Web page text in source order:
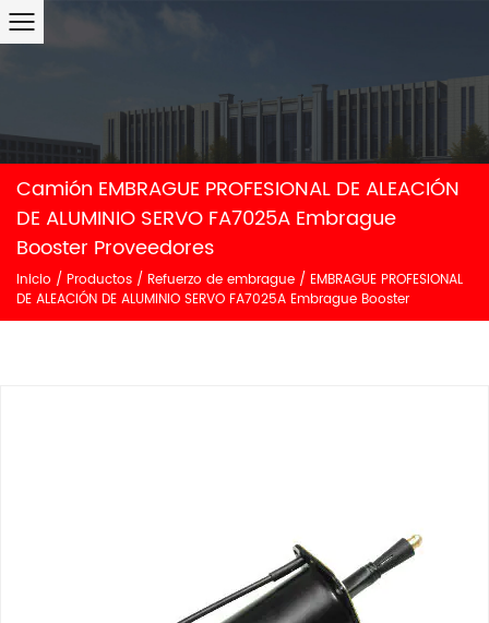
Camión EMBRAGUE PROFESIONAL DE ALEACIÓN
DE ALUMINIO SERVO FA7025A Embrague
Booster Proveedores
Inicio / Productos / Refuerzo de embrague / EMBRAGUE PROFESIONAL
DE ALEACIÓN DE ALUMINIO SERVO FA7025A Embrague Booster